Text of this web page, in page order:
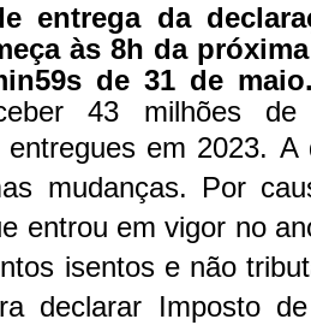
entrega da
às 8h da
de 31 de maio.
43 milhões de
entregues em 2023. A
mudanças. Por
entrou em vigor no
isentos e não
declarar Imposto